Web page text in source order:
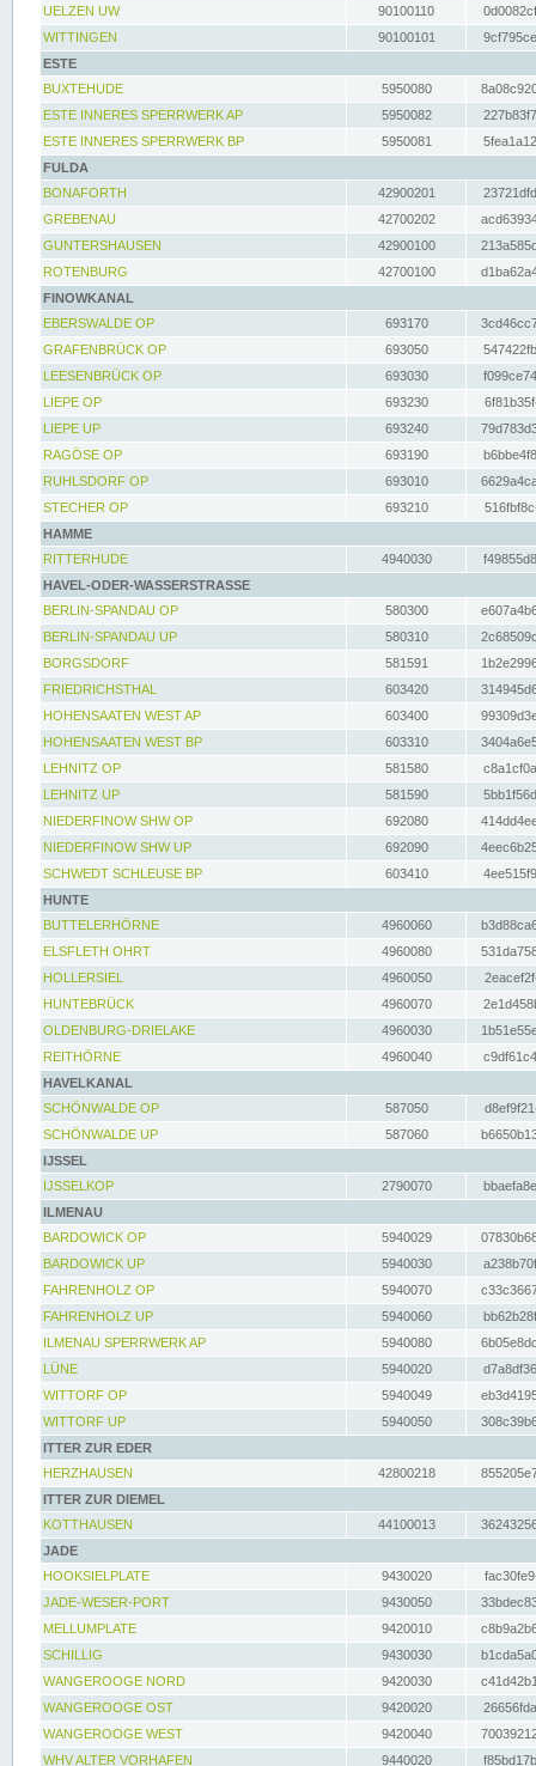
UELZEN UW
90100110
WITTINGEN
90100101
ESTE
BUXTEHUDE
5950080
ESTE INNERES SPERRWERK AP
5950082
ESTE INNERES SPERRWERK BP
5950081
FULDA
BONAFORTH
42900201
GREBENAU
42700202
GUNTERSHAUSEN
42900100
ROTENBURG
42700100
FINOWKANAL
EBERSWALDE OP
693170
GRAFENBRÜCK OP
693050
LEESENBRÜCK OP
693030
LIEPE OP
693230
LIEPE UP
693240
RAGÖSE OP
693190
RUHLSDORF OP
693010
STECHER OP
693210
HAMME
RITTERHUDE
4940030
HAVEL-ODER-WASSERSTRASSE
BERLIN-SPANDAU OP
580300
BERLIN-SPANDAU UP
580310
BORGSDORF
581591
FRIEDRICHSTHAL
603420
HOHENSAATEN WEST AP
603400
HOHENSAATEN WEST BP
603310
LEHNITZ OP
581580
LEHNITZ UP
581590
NIEDERFINOW SHW OP
692080
NIEDERFINOW SHW UP
692090
SCHWEDT SCHLEUSE BP
603410
HUNTE
BUTTELERHÖRNE
4960060
ELSFLETH OHRT
4960080
HOLLERSIEL
4960050
HUNTEBRÜCK
4960070
OLDENBURG-DRIELAKE
4960030
REITHÖRNE
4960040
HAVELKANAL
SCHÖNWALDE OP
587050
SCHÖNWALDE UP
587060
IJSSEL
IJSSELKOP
2790070
ILMENAU
BARDOWICK OP
5940029
BARDOWICK UP
5940030
FAHRENHOLZ OP
5940070
FAHRENHOLZ UP
5940060
ILMENAU SPERRWERK AP
5940080
LÜNE
5940020
WITTORF OP
5940049
WITTORF UP
5940050
ITTER ZUR EDER
HERZHAUSEN
42800218
ITTER ZUR DIEMEL
KOTTHAUSEN
44100013
JADE
HOOKSIELPLATE
9430020
JADE-WESER-PORT
9430050
MELLUMPLATE
9420010
SCHILLIG
9430030
WANGEROOGE NORD
9420030
WANGEROOGE OST
9420020
WANGEROOGE WEST
9420040
WHV ALTER VORHAFEN
9440020